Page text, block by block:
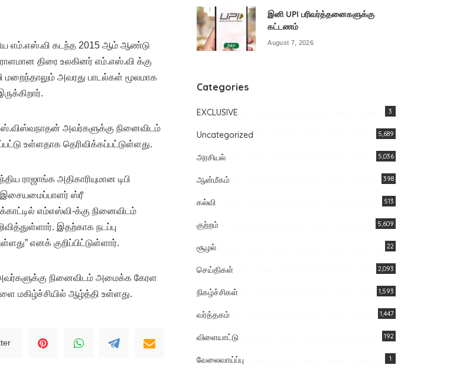
எம்.எஸ்.வி கடந்த 2015 ஆம் ஆண்டு
திரை உலகினர் எம்.எஸ்.வி க்கு
அவரது பாடல்கள் மூலமாக
அவர்களுக்கு நினைவிடம்
உள்ளதாக தெரிவிக்கப்பட்டுள்ளது.
ராஜாங்க அதிகாரியுமான டிபி
இசையமைப்பாளர் ஸ்ரீ
எம்எஸ்வி-க்கு நினைவிடம்
இதற்காக நடப்பு
எனக் குறிப்பிட்டுள்ளார்.
நினைவிடம் அமைக்க கேரள
மகிழ்ச்சியில் ஆழ்த்தி உள்ளது.
இனி UPI பரிவர்த்தனைகளுக்கு
கட்டணம்
August 7, 2026
Categories
EXCLUSIVE 3
Uncategorized 5,689
அரசியல் 5,036
ஆன்மீகம் 398
கல்வி 513
குற்றம் 5,609
சூழல் 22
செய்திகள் 2,093
நிகழ்ச்சிகள் 1,593
வர்த்தகம் 1,447
விளையாட்டு 192
வேலைவாய்ப்பு 1